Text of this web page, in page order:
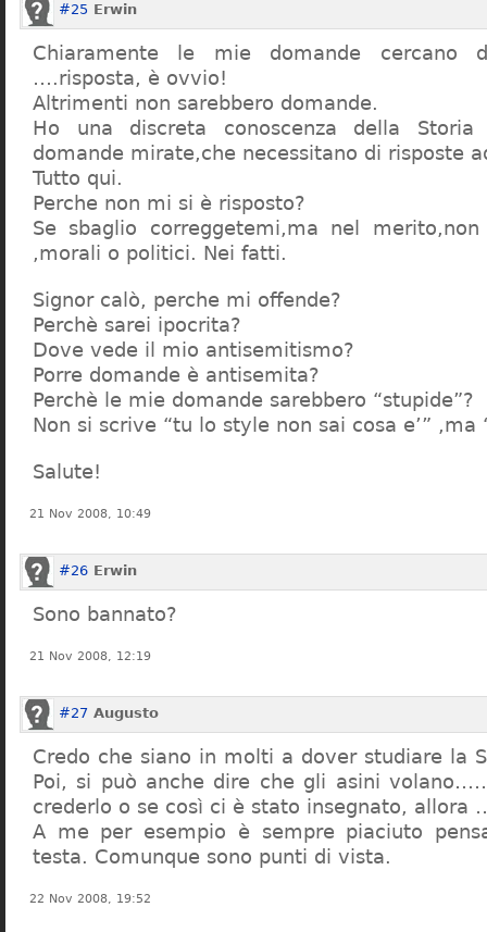
#25 Erwin
Chiaramente le mie domande cercano
….risposta, è ovvio!
Altrimenti non sarebbero domande.
Ho una discreta conoscenza della
domande mirate,che necessitano di risposte
Tutto qui.
Perche non mi si è risposto?
Se sbaglio correggetemi,ma nel
,morali o politici. Nei fatti.
Signor calò, perche mi offende?
Perchè sarei ipocrita?
Dove vede il mio antisemitismo?
Porre domande è antisemita?
Perchè le mie domande sarebbero “stupide”?
Non si scrive “tu lo style non sai cosa e’” ,ma
Salute!
21 Nov 2008, 10:49
#26 Erwin
Sono bannato?
21 Nov 2008, 12:19
#27 Augusto
Credo che siano in molti a dover studiare la
Poi, si può anche dire che gli asini
crederlo o se così ci è stato insegnato,
A me per esempio è sempre piaciuto
testa. Comunque sono punti di vista.
22 Nov 2008, 19:52